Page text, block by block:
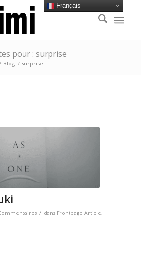
pour : surprise
/ Blog / surprise
/ dans Frontpage Article,
Français